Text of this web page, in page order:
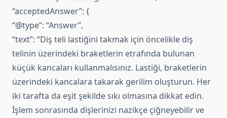
“acceptedAnswer”: {
“@type”: “Answer”,
“text”: “Diş teli lastiğini takmak için öncelikle diş
telinin üzerindeki braketlerin etrafında bulunan
küçük kancaları kullanmalısınız. Lastiği, braketlerin
üzerindeki kancalara takarak gerilim oluşturun. Her
iki tarafta da eşit şekilde sıkı olmasına dikkat edin.
İşlem sonrasında dişlerinizi nazikçe çiğneyebilir ve